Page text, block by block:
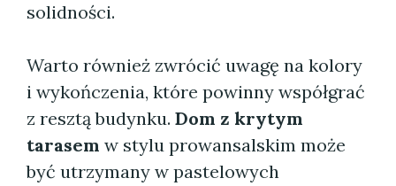
solidności.
Warto również zwrócić uwagę na kolory
i wykończenia, które powinny współgrać
z resztą budynku. Dom z krytym
tarasem w stylu prowansalskim może
być utrzymany w pastelowych